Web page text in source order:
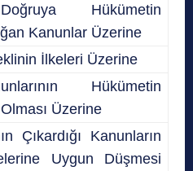
Hükümetin
Kanunlar Üzerine
İlkeleri Üzerine
Hükümetin
Üzerine
Çıkardığı Kanunların
Uygun Düşmesi